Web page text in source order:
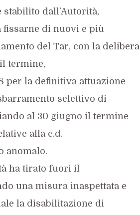
dall’Autorità,
fissarne di nuovi e più
del Tar, con la delibera
termine,
per la definitiva attuazione
selettivo di
al 30 giugno il termine
alla c.d.
anomalo.
ha tirato fuori il
una misura inaspettata e
la disabilitazione di